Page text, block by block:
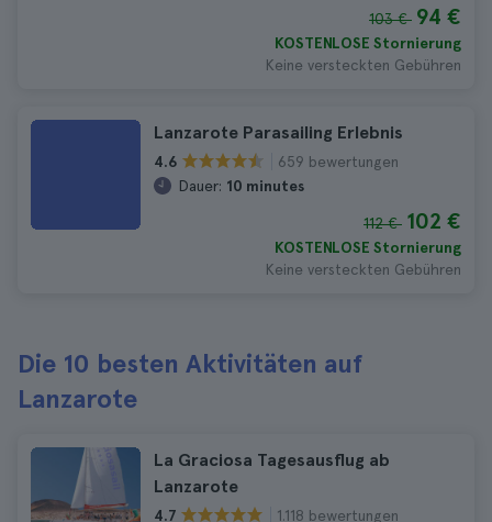
103 € 94 €
KOSTENLOSE Stornierung
Keine versteckten Gebühren
Lanzarote Parasailing Erlebnis
4.6
659 bewertungen
Dauer: 10 minutes
112 € 102 €
KOSTENLOSE Stornierung
Keine versteckten Gebühren
Die 10 besten Aktivitäten auf
Lanzarote
La Graciosa Tagesausflug ab
Lanzarote
4.7 1.118 bewertungen